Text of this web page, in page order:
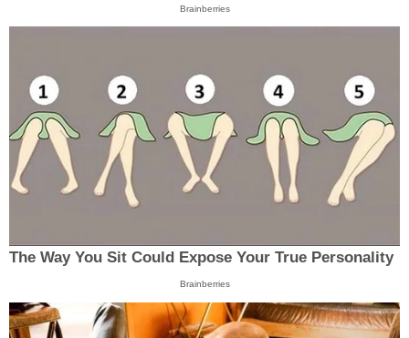
Brainberries
The Way You Sit Could Expose Your True Personality
Brainberries